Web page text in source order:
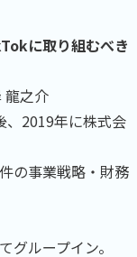
に取り組むべき
之介
、2019年に株式会
の事業戦略・財務
グループイン。